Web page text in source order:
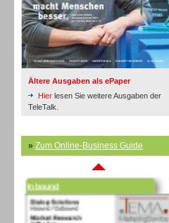
Ältere Ausgaben als ePaper
Hier lesen Sie weitere Ausgaben der
TeleTalk.
» Zum Online-Business Guide
Inbound